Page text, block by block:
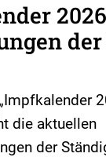
der
die aktuellen
der